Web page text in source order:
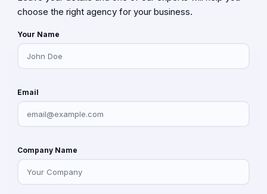
choose the right agency for your business.
Your Name
Email
Company Name